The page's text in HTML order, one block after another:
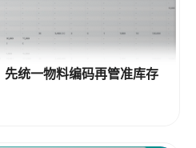
统一物料编码再管准库存